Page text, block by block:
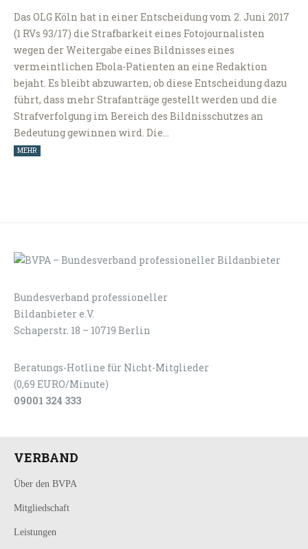
Das OLG Köln hat in einer Entscheidung vom 2. Juni 2017
(1 RVs 93/17) die Strafbarkeit eines Fotojournalisten
wegen der Weitergabe eines Bildnisses eines
vermeintlichen Ebola-Patienten an eine Redaktion
bejaht. Es bleibt abzuwarten, ob diese Entscheidung dazu
führt, dass mehr Strafanträge gestellt werden und die
Strafverfolgung im Bereich des Bildnisschutzes an
Bedeutung gewinnen wird. Die…
MEHR
Bundesverband professioneller
Bildanbieter e.V.
Schaperstr. 18 – 10719 Berlin
Beratungs-Hotline für Nicht-Mitglieder
(0,69 EURO/Minute)
09001 324 333
VERBAND
Über den BVPA
Mitgliedschaft
Leistungen